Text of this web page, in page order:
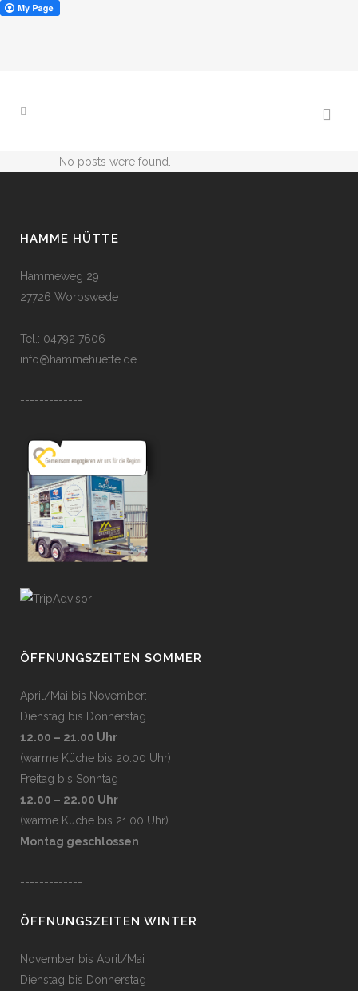
No posts were found.
HAMME HÜTTE
Hammeweg 29
27726 Worpswede
Tel.: 04792 7606
info@hammehuette.de
-------------
ÖFFNUNGSZEITEN SOMMER
April/Mai bis November:
Dienstag bis Donnerstag
12.00 – 21.00 Uhr
(warme Küche bis 20.00 Uhr)
Freitag bis Sonntag
12.00 – 22.00 Uhr
(warme Küche bis 21.00 Uhr)
Montag geschlossen
-------------
ÖFFNUNGSZEITEN WINTER
November bis April/Mai
Dienstag bis Donnerstag